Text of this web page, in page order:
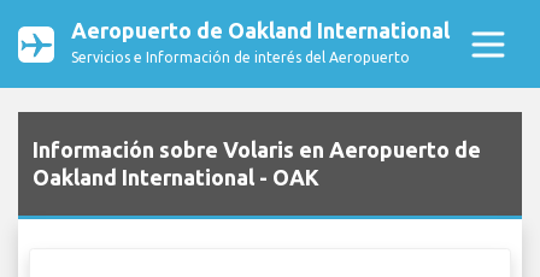
Aeropuerto de Oakland International
Servicios e Información de interés del Aeropuerto
Información sobre Volaris en Aeropuerto de
Oakland International - OAK